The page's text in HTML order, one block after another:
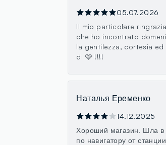
05.07.2026
Il mio particolare
che ho incontrato
la gentilezza, cortesia ed
di 🩷 !!!!
Наталья Еременко
14.12.2025
Хороший магазин. Шла в
по навигатору от